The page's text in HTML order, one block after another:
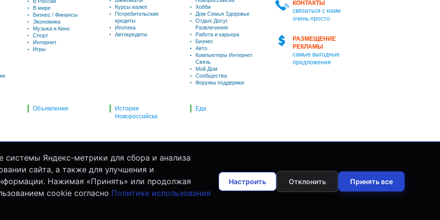
КОНТАКТЫ
связаться с нами
очень просто
РАЗМЕЩЕНИЕ
РЕКЛАМЫ
самые выгодные
предложения
В мире
Бизнес / Финансы
Экономика
Музыка и Кино
Спорт
Интернет
Игры
Курсы валют
Потребительские
кредиты
Ипотека
Автокредиты
Хобби
Дом Семья Здоровье
Отдых Досуг
Развлечения
Работа и карьера
Бизнес
Авто
Компьютеры Интернет
Связь
Мой Дом
Сообщества
Форумы поддержки
Объявления
История
Новороссийска
Еда
Яндекс-метрики для сбора и анализа
сайта, а также для улучшения и
Нажимая «Принять» или продолжая
cookie согласно Политике использования
Настроить Отклонить Принять все